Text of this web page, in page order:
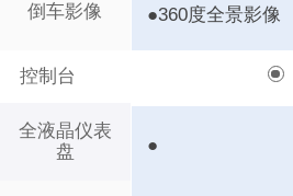
倒车影像
控制台
全液晶仪表
盘
●360度全景影像
●